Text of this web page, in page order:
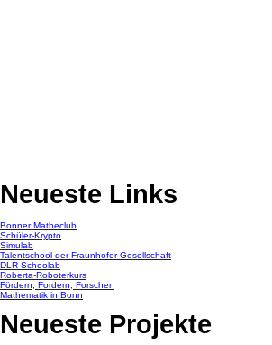
Neueste Links
Bonner Matheclub
Schüler-Krypto
Simulab
Talentschool der Fraunhofer Gesellschaft
DLR-Schoolab
Roberta-Roboterkurs
Fördern, Fordern, Forschen
Mathematik in Bonn
Neueste Projekte